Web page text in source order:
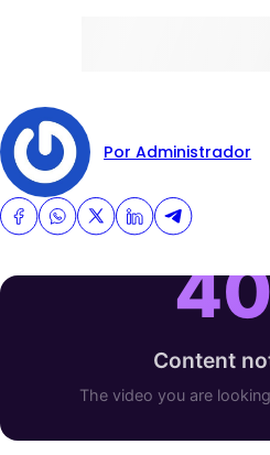
Por Administrador